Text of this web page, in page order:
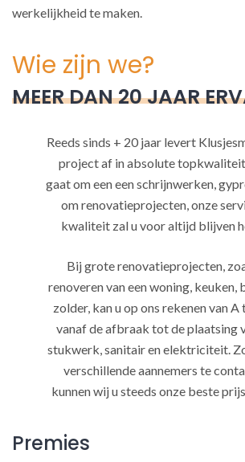
werkelijkheid te maken.
Wie zijn we?
MEER DAN 20 JAAR
Reeds sinds + 20 jaar levert
project af in absolute
gaat om een een schrijnwerken,
om renovatieprojecten, onze
kwaliteit zal u voor altijd blijven
Bij grote renovatieprojecten,
renoveren van een woning, keuken,
zolder, kan u op ons rekenen van A
vanaf de afbraak tot de plaatsing
stukwerk, sanitair en elektriciteit.
verschillende aannemers te
kunnen wij u steeds onze beste
Premies